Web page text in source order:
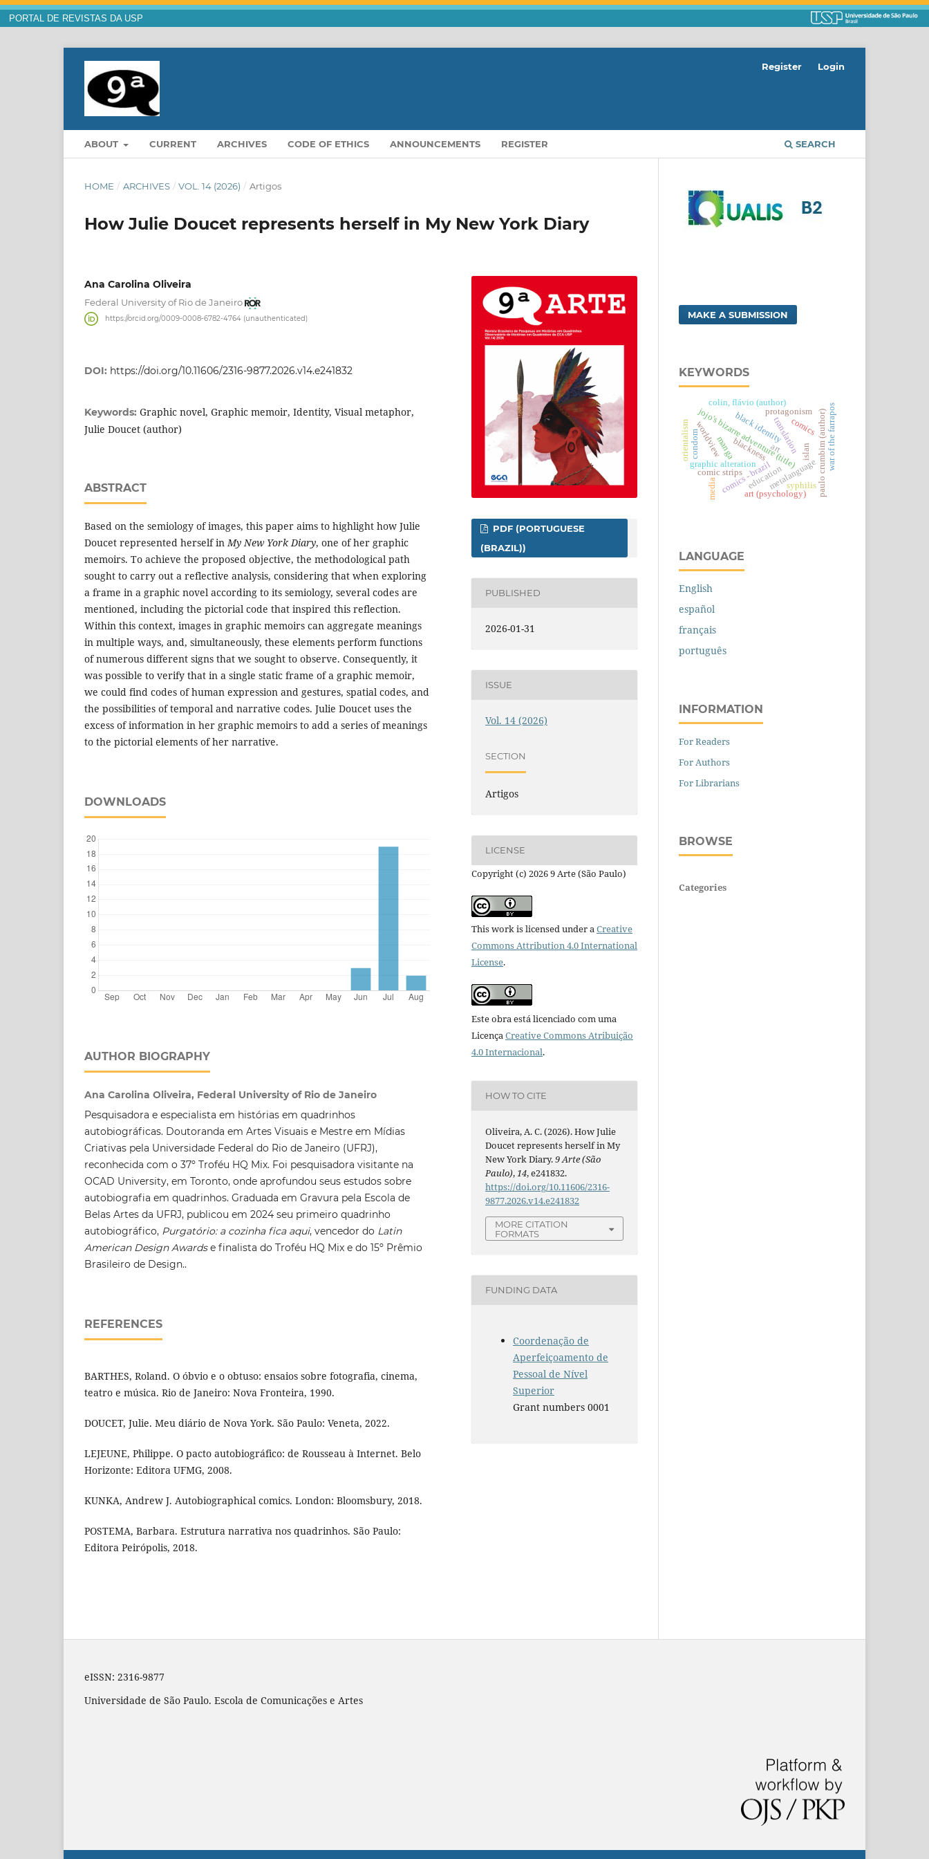
PORTAL DE REVISTAS DA USP
ABOUT CURRENT ARCHIVES CODE OF ETHICS ANNOUNCEMENTS REGISTER SEARCH
Register Login
HOME / ARCHIVES / VOL. 14 (2026) / Artigos
How Julie Doucet represents herself in My New York Diary
Ana Carolina Oliveira
Federal University of Rio de Janeiro
https://orcid.org/0009-0008-6782-4764 (unauthenticated)
DOI: https://doi.org/10.11606/2316-9877.2026.v14.e241832
Keywords: Graphic novel, Graphic memoir, Identity, Visual metaphor,
Julie Doucet (author)
ABSTRACT
Based on the semiology of images, this paper aims to highlight how Julie
Doucet represented herself in My New York Diary, one of her graphic
memoirs. To achieve the proposed objective, the methodological path
sought to carry out a reflective analysis, considering that when exploring
a frame in a graphic novel according to its semiology, several codes are
mentioned, including the pictorial code that inspired this reflection.
Within this context, images in graphic memoirs can aggregate meanings
in multiple ways, and, simultaneously, these elements perform functions
of numerous different signs that we sought to observe. Consequently, it
was possible to verify that in a single static frame of a graphic memoir,
we could find codes of human expression and gestures, spatial codes, and
the possibilities of temporal and narrative codes. Julie Doucet uses the
excess of information in her graphic memoirs to add a series of meanings
to the pictorial elements of her narrative.
DOWNLOADS
AUTHOR BIOGRAPHY
Ana Carolina Oliveira, Federal University of Rio de Janeiro
Pesquisadora e especialista em histórias em quadrinhos
autobiográficas. Doutoranda em Artes Visuais e Mestre em Mídias
Criativas pela Universidade Federal do Rio de Janeiro (UFRJ),
reconhecida com o 37º Troféu HQ Mix. Foi pesquisadora visitante na
OCAD University, em Toronto, onde aprofundou seus estudos sobre
autobiografia em quadrinhos. Graduada em Gravura pela Escola de
Belas Artes da UFRJ, publicou em 2024 seu primeiro quadrinho
autobiográfico, Purgatório: a cozinha fica aqui, vencedor do Latin
American Design Awardse finalista do Troféu HQ Mix e do 15º Prêmio
Brasileiro de Design..
REFERENCES
BARTHES, Roland. O óbvio e o obtuso: ensaios sobre fotografia, cinema,
teatro e música. Rio de Janeiro: Nova Fronteira, 1990.
DOUCET, Julie. Meu diário de Nova York. São Paulo: Veneta, 2022.
LEJEUNE, Philippe. O pacto autobiográfico: de Rousseau à Internet. Belo
Horizonte: Editora UFMG, 2008.
KUNKA, Andrew J. Autobiographical comics. London: Bloomsbury, 2018.
POSTEMA, Barbara. Estrutura narrativa nos quadrinhos. São Paulo:
Editora Peirópolis, 2018.
PDF (PORTUGUESE
(BRAZIL))
PUBLISHED
2026-01-31
ISSUE
Vol. 14 (2026)
SECTION
Artigos
LICENSE
Copyright (c) 2026 9 Arte (São Paulo)
This work is licensed under aCreative
Commons Attribution 4.0 International
License.
Este obra está licenciado com uma
LicençaCreative Commons Atribuição
4.0 Internacional.
HOW TO CITE
Oliveira, A. C. (2026). How Julie
Doucet represents herself in My
New York Diary.9 Arte (São
Paulo),14, e241832.
https://doi.org/10.11606/2316-
9877.2026.v14.e241832
MORE CITATION
FORMATS
FUNDING DATA
Coordenação de
Aperfeiçoamento de
Pessoal de Nível
Superior
Grant numbers 0001
MAKE A SUBMISSION
KEYWORDS
art
comics
translation
graphic alteration
jojo's bizarre adventure (title)
blackness
black identity
manga paulo crumbim (author)
metalanguage
comics - brazil
worldview
protagonism
comic strips
colin, flávio (author) war of the farrapos
orientalism islan
syphilis
condom
art (psychology)
education
media
LANGUAGE
English
español
français
português
INFORMATION
For Readers
For Authors
For Librarians
BROWSE
Categories
eISSN: 2316-9877
Universidade de São Paulo. Escola de Comunicações e Artes